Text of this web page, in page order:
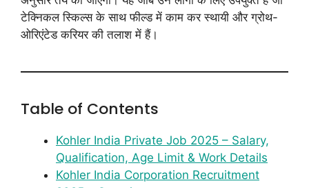
टेक्निकल स्किल्स के साथ फील्ड में काम कर स्थायी और ग्रोथ-
ओरिएंटेड करियर की तलाश में हैं।
Table of Contents
Kohler India Private Job 2025 – Salary,
Qualification, Age Limit & Work Details
Kohler India Corporation Recruitment